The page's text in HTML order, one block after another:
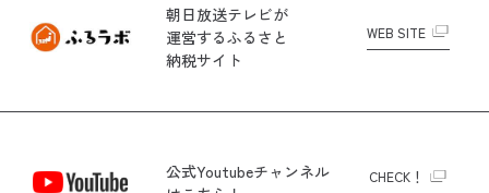
朝日放送テレビが
運営するふるさと
納税サイト
WEB SITE
公式Youtubeチャンネル
CHECK！